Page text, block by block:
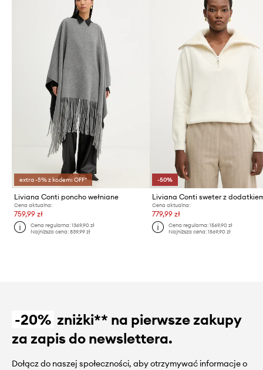
extra -5% z kodem: OFF*
Liviana Conti poncho wełniane
Cena aktualna:
759,99 zł
Cena regularna:1369,90 zł
Najniższa cena:839,99 zł
-50%
Cena aktualna:
779,99 zł
Cena regularna: 1569,90 zł
Najniższa cena: 1569,90 zł
-20% zniżki** na pierwsze zakupy
za zapis do newslettera.
Dołącz do naszej społeczności, aby otrzymywać informacje o